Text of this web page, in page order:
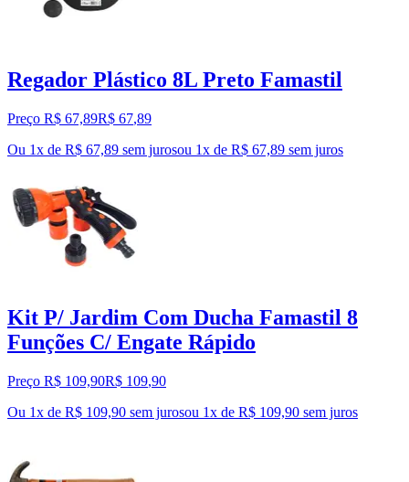
Regador Plástico 8L Preto Famastil
Preço R$ 67,89R$ 67,89
Ou 1x de R$ 67,89 sem jurosou 1x de R$ 67,89 sem juros
Kit P/ Jardim Com Ducha Famastil 8
Funções C/ Engate Rápido
Preço R$ 109,90R$ 109,90
Ou 1x de R$ 109,90 sem jurosou 1x de R$ 109,90 sem juros